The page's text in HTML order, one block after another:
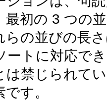
最初の 3 つの
らの並びの長
ートに対応で
は禁じられて
す。